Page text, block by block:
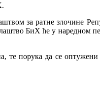
за ратне злочине
БиХ ће у наредном
те порука да се